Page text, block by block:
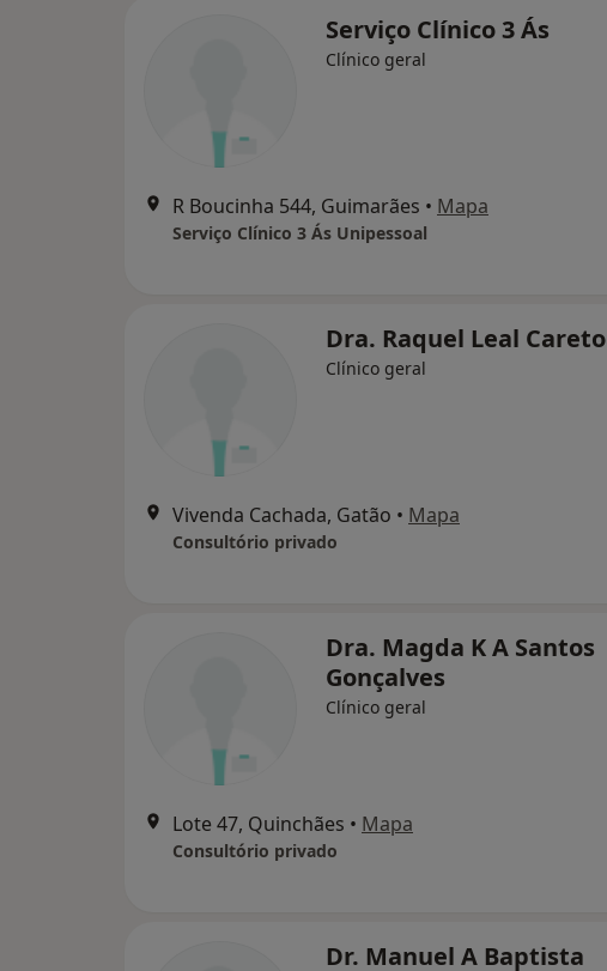
Serviço Clínico 3 Ás
Clínico geral
R Boucinha 544, Guimarães • Mapa
Serviço Clínico 3 Ás Unipessoal
Dra. Raquel Leal Careto
Clínico geral
Vivenda Cachada, Gatão • Mapa
Consultório privado
Dra. Magda K A Santos
Gonçalves
Clínico geral
Lote 47, Quinchães • Mapa
Consultório privado
Dr. Manuel A Baptista